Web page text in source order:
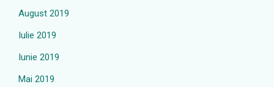
August 2019
Iulie 2019
Iunie 2019
Mai 2019